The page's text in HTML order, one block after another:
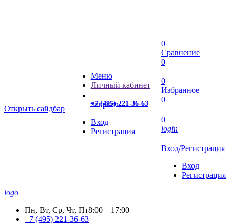
Открыть сайдбар
Меню
Личный кабинет
Закрыть
Вход
Регистрация
0
Сравнение
0
0
Избранное
0
0
+7 (495) 221-36-63
login
Вход/Регистрация
Вход
Регистрация
logo
Пн, Вт, Ср, Чт, Пт8:00—17:00
+7 (495) 221-36-63